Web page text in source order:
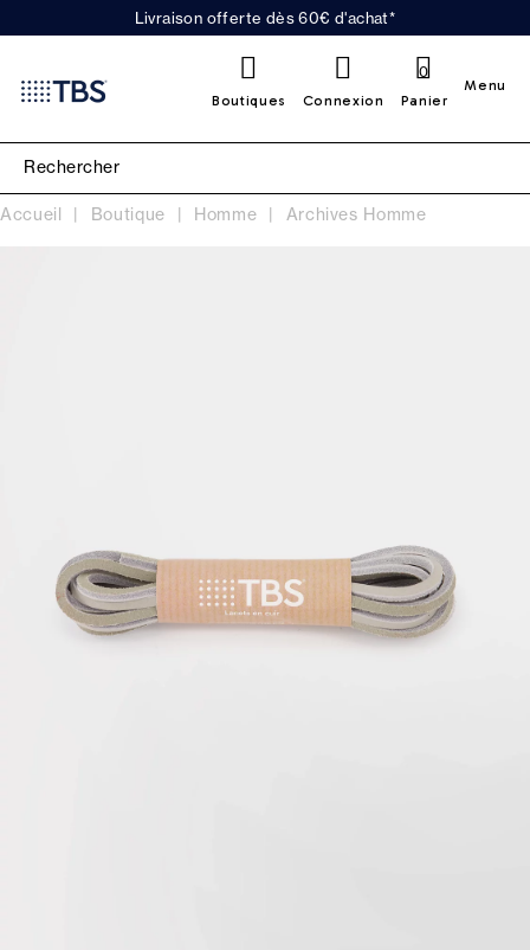
Livraison offerte dès 60€ d'achat*
Boutiques Connexion Panier
0
Menu
Accueil Boutique Homme Archives Homme